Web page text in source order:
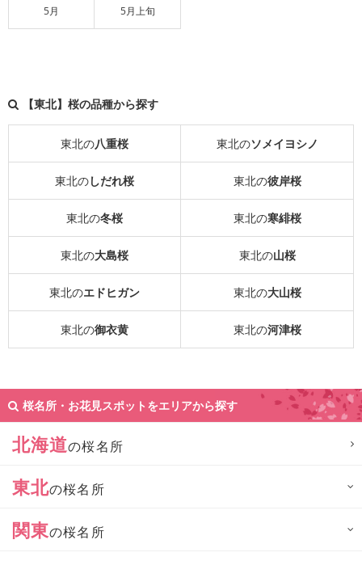
5月 5月上旬
【東北】桜の品種から探す
東北の八重桜 東北のソメイヨシノ
東北のしだれ桜 東北の彼岸桜
東北の冬桜 東北の寒緋桜
東北の大島桜 東北の山桜
東北のエドヒガン 東北の大山桜
東北の御衣黄 東北の河津桜
桜名所・お花見スポットをエリアから探す
北海道の桜名所
東北の桜名所
関東の桜名所